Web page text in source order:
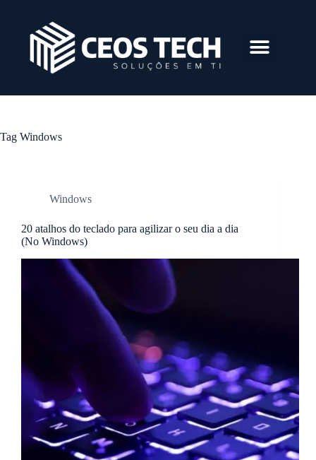
Tag Windows
Windows
20 atalhos do teclado para agilizar o seu dia a dia
(No Windows)